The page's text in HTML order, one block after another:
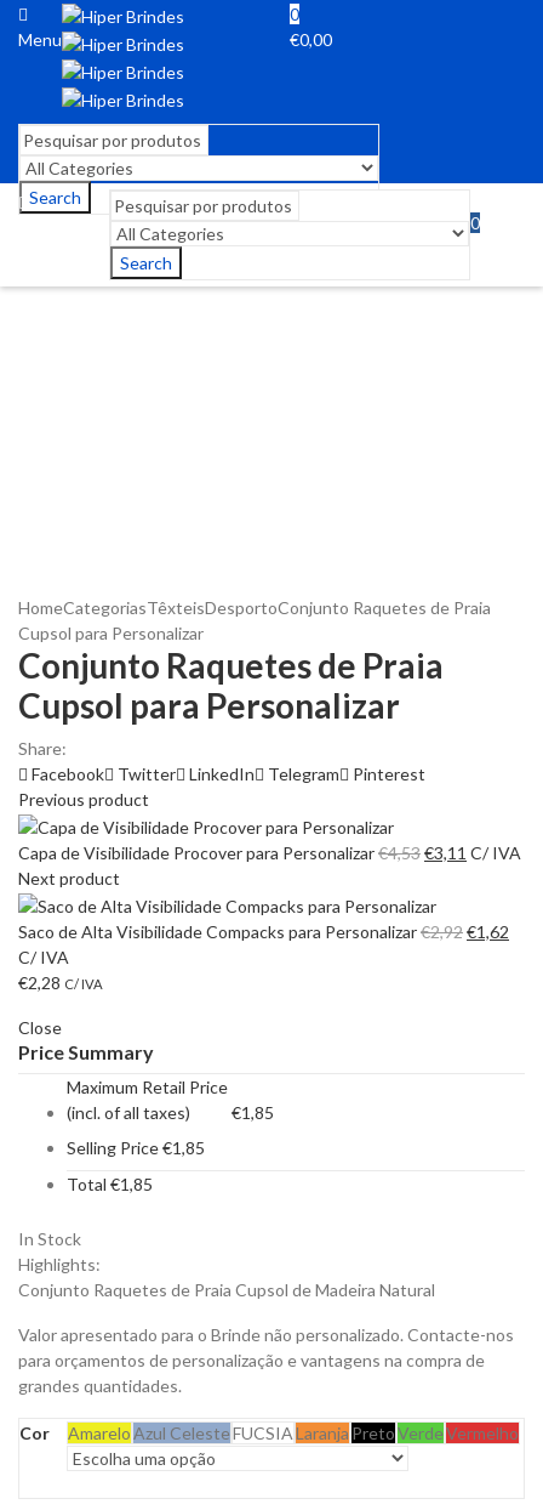
Menu
0
€0,00
Search
Search
0
HomeCategoriasTêxteisDesportoConjunto Raquetes de Praia
Cupsol para Personalizar
Conjunto Raquetes de Praia
Cupsol para Personalizar
Share:
Facebook
Twitter LinkedIn Telegram
Pinterest
Previous product
Capa de Visibilidade Procover para Personalizar€4,53O
original
era:
€3,11 O
é:
C/ IVA
Next product
Saco de Alta Visibilidade Compacks para Personalizar€2,92O
€1,62
C/ IVA
€2,28 C/ IVA
Close
Price Summary
Maximum Retail Price
(incl. of all taxes)
€1,85
Selling Price€1,85
Total €1,85
In Stock
Highlights:
Conjunto Raquetes de Praia Cupsol de Madeira Natural
Valor apresentado para o Brinde não personalizado. Contacte-nos
para orçamentos de personalização e vantagens na compra de
grandes quantidades.
Cor AmareloAzul CelesteFUCSIALaranja PretoVerdeVermelho